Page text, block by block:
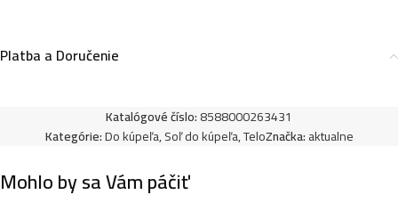
Platba a Doručenie
Katalógové číslo:8588000263431
Kategórie:Do kúpeľa,Soľ do kúpeľa,TeloZnačka:aktualne
Mohlo by sa Vám páčiť